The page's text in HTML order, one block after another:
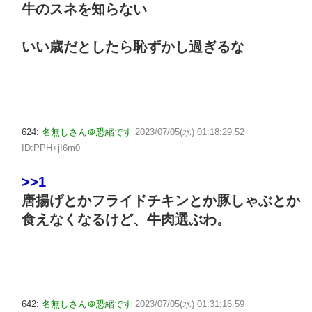
牛のスネを知らない
いい歳だとしたら恥ずかし過ぎるな
624: 名無しさん＠恐縮です 2023/07/05(水) 01:18:29.52
ID:PPH+jI6m0
>>1
唐揚げとかフライドチキンとか豚しゃぶとか
食えなくなるけど、牛肉選ぶわ。
642: 名無しさん＠恐縮です 2023/07/05(水) 01:31:16.59